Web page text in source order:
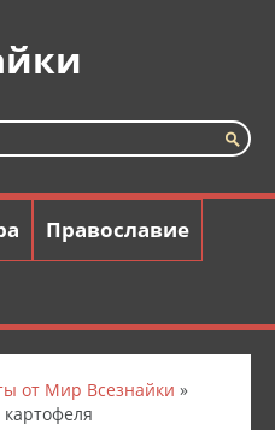
Православие
от Мир Всезнайки »